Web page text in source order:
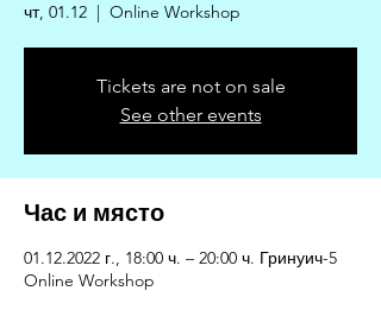
чт, 01.12
  |
Online Workshop
Tickets are not on sale
See other events
Час и място
01.12.2022 г., 18:00 ч. – 20:00 ч. Гринуич-5
Online Workshop